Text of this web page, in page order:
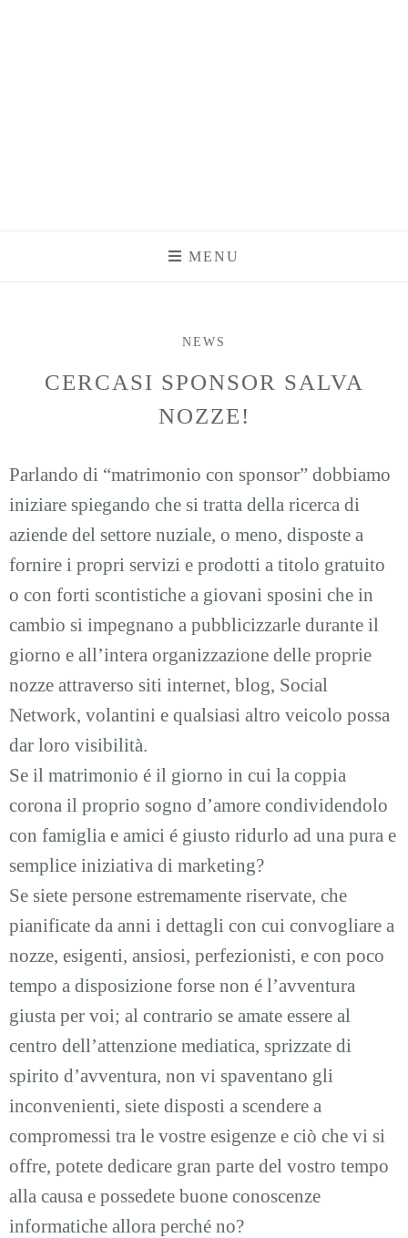
MENU
NEWS
CERCASI SPONSOR SALVA
NOZZE!
Parlando di “matrimonio con sponsor” dobbiamo
iniziare spiegando che si tratta della ricerca di
aziende del settore nuziale, o meno, disposte a
fornire i propri servizi e prodotti a titolo gratuito
o con forti scontistiche a giovani sposini che in
cambio si impegnano a pubblicizzarle durante il
giorno e all’intera organizzazione delle proprie
nozze attraverso siti internet, blog, Social
Network, volantini e qualsiasi altro veicolo possa
dar loro visibilità.
Se il matrimonio é il giorno in cui la coppia
corona il proprio sogno d’amore condividendolo
con famiglia e amici é giusto ridurlo ad una pura e
semplice iniziativa di marketing?
Se siete persone estremamente riservate, che
pianificate da anni i dettagli con cui convogliare a
nozze, esigenti, ansiosi, perfezionisti, e con poco
tempo a disposizione forse non é l’avventura
giusta per voi; al contrario se amate essere al
centro dell’attenzione mediatica, sprizzate di
spirito d’avventura, non vi spaventano gli
inconvenienti, siete disposti a scendere a
compromessi tra le vostre esigenze e ciò che vi si
offre, potete dedicare gran parte del vostro tempo
alla causa e possedete buone conoscenze
informatiche allora perché no?